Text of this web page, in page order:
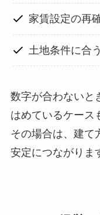
家賃設定の再
土地条件に合
数字が合わないと
はめているケース
その場合は、建て
安定につながりま